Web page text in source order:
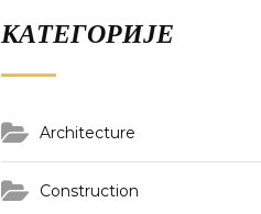
КАТЕГОРИЈЕ
Architecture
Construction